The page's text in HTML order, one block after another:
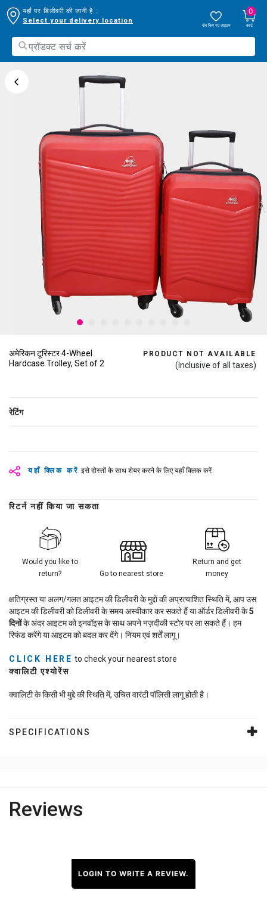
यहाँ पर डिलीवरी की जानी है :
Select your delivery location
सेव किए गए आइटम
0
कार्ट
अमेरिकन टूरिस्टर 4-Wheel
Hardcase Trolley, Set of 2
PRODUCT NOT AVAILABLE
(Inclusive of all taxes)
रेटिंग
यहाँ क्लिक करें इसे दोस्तों के साथ शेयर करने के लिए यहाँ क्लिक करें
रिटर्न नहीं किया जा सकता
Would you like to
return?
Go to nearest store
Return and get
money
क्षतिग्रस्त या अलग/गलत आइटम की डिलीवरी के मुद्दों की अप्रत्याशित स्थिति में, आप उस
आइटम की डिलीवरी को डिलीवरी के समय अस्वीकार कर सकते हैं या ऑर्डर डिलीवरी के5
दिनोंके अंदर आइटम को इनवॉइस के साथ अपने नज़दीकी स्टोर पर ला सकते हैं। हम
रिफंड करेंगे या आइटम को बदल कर देंगे। नियम एवं शर्तें लागू।
CLICK HERE to check your nearest store
क्वालिटी एश्योरेंस
क्वालिटी के किसी भी मुद्दे की स्थिति में, उचित वारंटी पॉलिसी लागू होती है।
SPECIFICATIONS
Reviews
LOGIN TO WRITE A REVIEW.